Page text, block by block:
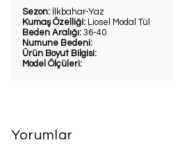
Sezon: İlkbahar-Yaz
Kumaş Özelliği: Liosel Modal Tül
Beden Aralığı: 36-40
Numune Bedeni:
Ürün Boyut Bilgisi:
Model Ölçüleri:
Yorumlar